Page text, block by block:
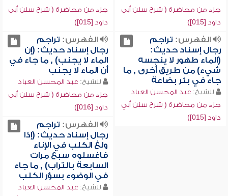
جزء من محاضرة ( شرح سنن أبي
داود [015])
جزء من محاضرة ( شرح سنن أبي
داود [015])
الفهرس: تراجم
رجال إسناد حديث:
(الماء طهور لا ينجسه
شيء) من طريق أخرى , ما
جاء في بئر بضاعة
للشيخ: عبد المحسن العباد
جزء من محاضرة ( شرح سنن أبي
داود [015])
الفهرس: تراجم
رجال إسناد حديث: (إن
الماء لا يجنب) , ما جاء في
أن الماء لا يجنب
للشيخ: عبد المحسن العباد
جزء من محاضرة ( شرح سنن أبي
داود [016])
الفهرس: تراجم
رجال إسناد حديث: (إذا
ولغ الكلب في الإناء
فاغسلوه سبع مرات
السابعة بالتراب) , ما جاء
في الوضوء بسؤر الكلب
للشيخ: عبد المحسن العباد